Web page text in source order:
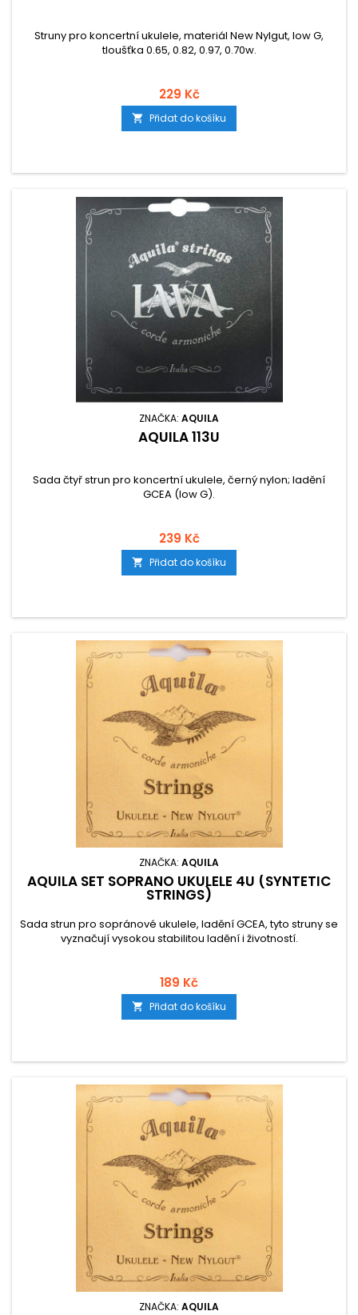
Struny pro koncertní ukulele, materiál New Nylgut, low G,
tloušťka 0.65, 0.82, 0.97, 0.70w.
229 Kč
 Přidat do košíku
ZNAČKA: AQUILA
AQUILA 113U
Sada čtyř strun pro koncertní ukulele, černý nylon; ladění
GCEA (low G).
239 Kč
 Přidat do košíku
ZNAČKA: AQUILA
AQUILA SET SOPRANO UKULELE 4U (SYNTETIC
STRINGS)
Sada strun pro sopránové ukulele, ladění GCEA, tyto struny se
vyznačují vysokou stabilitou ladění i životností.
189 Kč
 Přidat do košíku
ZNAČKA: AQUILA